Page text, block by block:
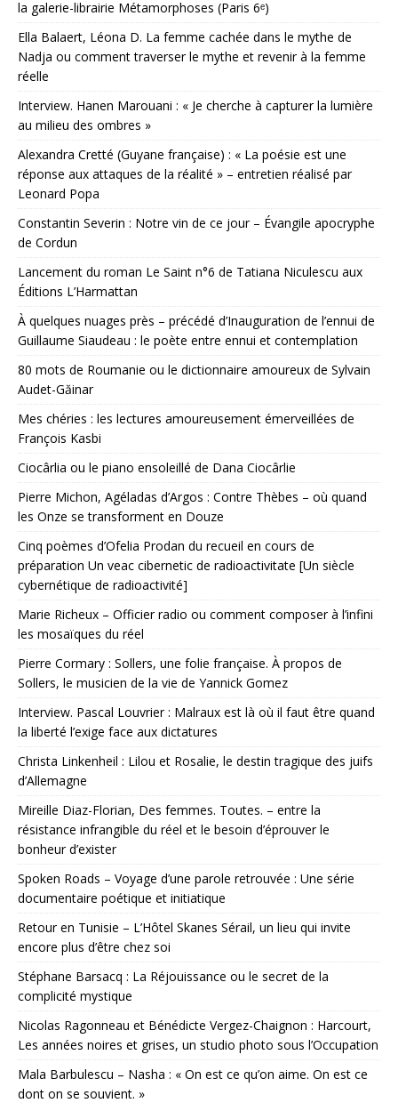
la galerie-librairie Métamorphoses (Paris 6ᵉ)
Ella Balaert, Léona D. La femme cachée dans le mythe de
Nadja ou comment traverser le mythe et revenir à la femme
réelle
Interview. Hanen Marouani : « Je cherche à capturer la lumière
au milieu des ombres »
Alexandra Cretté (Guyane française) : « La poésie est une
réponse aux attaques de la réalité » – entretien réalisé par
Leonard Popa
Constantin Severin : Notre vin de ce jour – Évangile apocryphe
de Cordun
Lancement du roman Le Saint n°6 de Tatiana Niculescu aux
Éditions L’Harmattan
À quelques nuages près – précédé d’Inauguration de l’ennui de
Guillaume Siaudeau : le poète entre ennui et contemplation
80 mots de Roumanie ou le dictionnaire amoureux de Sylvain
Audet-Găinar
Mes chéries : les lectures amoureusement émerveillées de
François Kasbi
Ciocârlia ou le piano ensoleillé de Dana Ciocârlie
Pierre Michon, Agéladas d’Argos : Contre Thèbes – où quand
les Onze se transforment en Douze
Cinq poèmes d’Ofelia Prodan du recueil en cours de
préparation Un veac cibernetic de radioactivitate [Un siècle
cybernétique de radioactivité]
Marie Richeux – Officier radio ou comment composer à l’infini
les mosaïques du réel
Pierre Cormary : Sollers, une folie française. À propos de
Sollers, le musicien de la vie de Yannick Gomez
Interview. Pascal Louvrier : Malraux est là où il faut être quand
la liberté l’exige face aux dictatures
Christa Linkenheil : Lilou et Rosalie, le destin tragique des juifs
d’Allemagne
Mireille Diaz-Florian, Des femmes. Toutes. – entre la
résistance infrangible du réel et le besoin d’éprouver le
bonheur d’exister
Spoken Roads – Voyage d’une parole retrouvée : Une série
documentaire poétique et initiatique
Retour en Tunisie – L’Hôtel Skanes Sérail, un lieu qui invite
encore plus d’être chez soi
Stéphane Barsacq : La Réjouissance ou le secret de la
complicité mystique
Nicolas Ragonneau et Bénédicte Vergez-Chaignon : Harcourt,
Les années noires et grises, un studio photo sous l’Occupation
Mala Barbulescu – Nasha : « On est ce qu’on aime. On est ce
dont on se souvient. »